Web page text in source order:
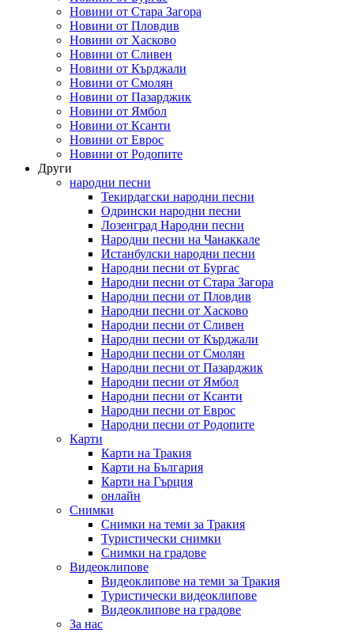
Новини от Стара Загора
Новини от Пловдив
Новини от Хасково
Новини от Сливен
Новини от Кърджали
Новини от Смолян
Новини от Пазарджик
Новини от Ямбол
Новини от Ксанти
Новини от Еврос
Новини от Родопите
Други
народни песни
Текирдагски народни песни
Одрински народни песни
Лозенград Народни песни
Народни песни на Чанаккале
Истанбулски народни песни
Народни песни от Бургас
Народни песни от Стара Загора
Народни песни от Пловдив
Народни песни от Хасково
Народни песни от Сливен
Народни песни от Кърджали
Народни песни от Смолян
Народни песни от Пазарджик
Народни песни от Ямбол
Народни песни от Ксанти
Народни песни от Еврос
Народни песни от Родопите
Карти
Карти на Тракия
Карти на България
Карти на Гърция
онлайн
Снимки
Снимки на теми за Тракия
Туристически снимки
Снимки на градове
Видеоклипове
Видеоклипове на теми за Тракия
Туристически видеоклипове
Видеоклипове на градове
За нас